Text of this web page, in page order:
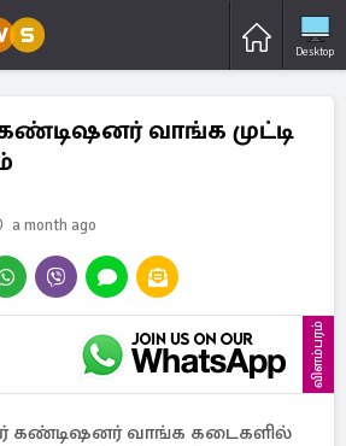
Desktop
கண்டிஷனர் வாங்க முட்டி
a month ago
விளம்பரம்
கண்டிஷனர் வாங்க கடைகளில்